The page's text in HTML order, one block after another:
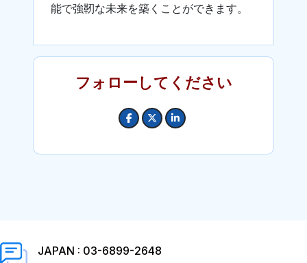
能で強靭な未来を築くことができます。
フォローしてください
JAPAN : 03-6899-2648